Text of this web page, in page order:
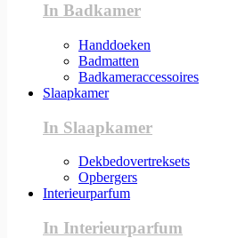
In Badkamer
Handdoeken
Badmatten
Badkameraccessoires
Slaapkamer
In Slaapkamer
Dekbedovertreksets
Opbergers
Interieurparfum
In Interieurparfum